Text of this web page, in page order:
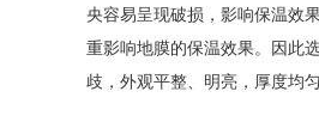
央容易呈现破损，影响保温效
重影响地膜的保温效果。因此
歧，外观平整、明亮，厚度均